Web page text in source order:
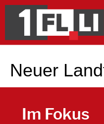
1FLTV
Neuer
Im Fokus